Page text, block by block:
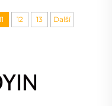
12 13 Další